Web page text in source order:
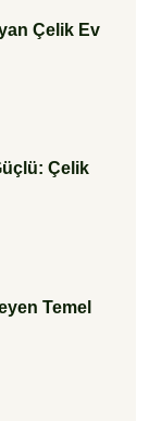
Çelik Ev
Çelik
Temel